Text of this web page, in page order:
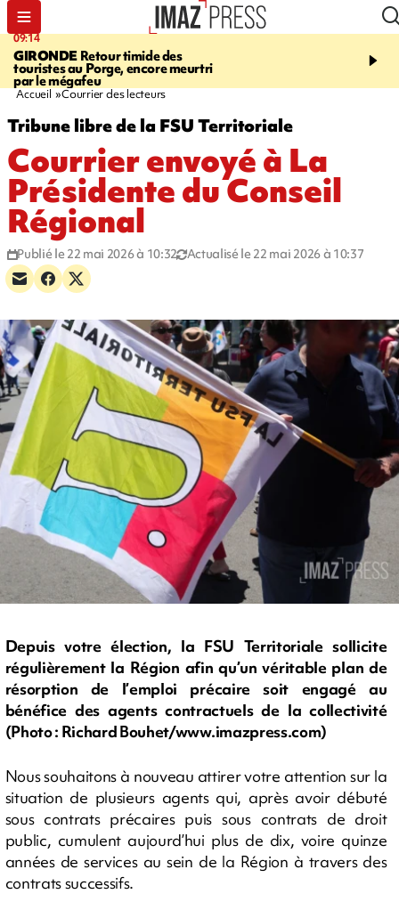
09:14
GIRONDE Retour timide des
touristes au Porge, encore meurtri
par le mégafeu
13:09
Des
font cinq morts en
Accueil Courrier des lecteurs
Tribune libre de la FSU Territoriale
Courrier envoyé à La
Présidente du Conseil
Régional
Publié le 22 mai 2026 à 10:32 Actualisé le 22 mai 2026 à 10:37
Depuis votre élection, la FSU Territoriale sollicite
régulièrement la Région afin qu’un véritable plan de
résorption de l’emploi précaire soit engagé au
bénéfice des agents contractuels de la collectivité
(Photo : Richard Bouhet/www.imazpress.com)
Nous souhaitons à nouveau attirer votre attention sur la
situation de plusieurs agents qui, après avoir débuté
sous contrats précaires puis sous contrats de droit
public, cumulent aujourd’hui plus de dix, voire quinze
années de services au sein de la Région à travers des
contrats successifs.